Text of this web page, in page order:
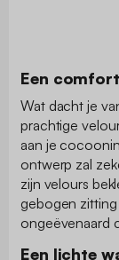
Een
Wat dacht je
prachtige
aan je
ontwerp zal
zijn velours
gebogen
ongeëvenaard
Een lichte